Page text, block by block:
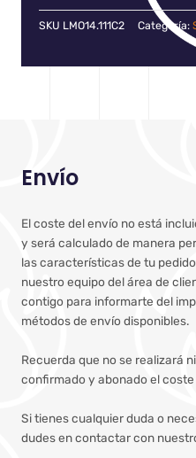
SKU LMO14.111C2 Categoría:
Envío
El coste del envío no está
y será calculado de manera
las características de tu
nuestro equipo del área de
contigo para informarte del
métodos de envío disponibles.
Recuerda que no se realizará
confirmado y abonado el
Si tienes cualquier duda o
dudes en contactar con